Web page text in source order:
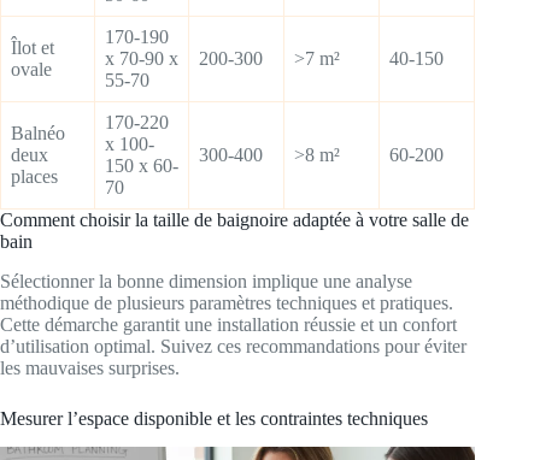
Îlot et
ovale
170-190
x 70-90 x
55-70
200-300 >7 m² 40-150
Balnéo
deux
places
170-220
x 100-
150 x 60-
70
300-400 >8 m² 60-200
Comment choisir la taille de baignoire adaptée à votre salle de
bain
Sélectionner la bonne dimension implique une analyse
méthodique de plusieurs paramètres techniques et pratiques.
Cette démarche garantit une installation réussie et un confort
d’utilisation optimal. Suivez ces recommandations pour éviter
les mauvaises surprises.
Mesurer l’espace disponible et les contraintes techniques